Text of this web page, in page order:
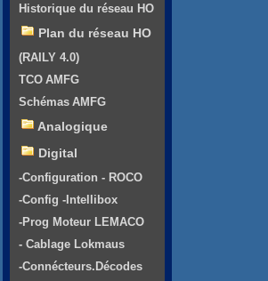
Historique du réseau HO
Plan du réseau HO
(RAILY 4.0)
TCO AMFG
Schémas AMFG
Analogique
Digital
-Configuration - ROCO
-Config -Intellibox
-Prog Moteur LEMACO
- Cablage Lokmaus
-Connécteurs.Décodes